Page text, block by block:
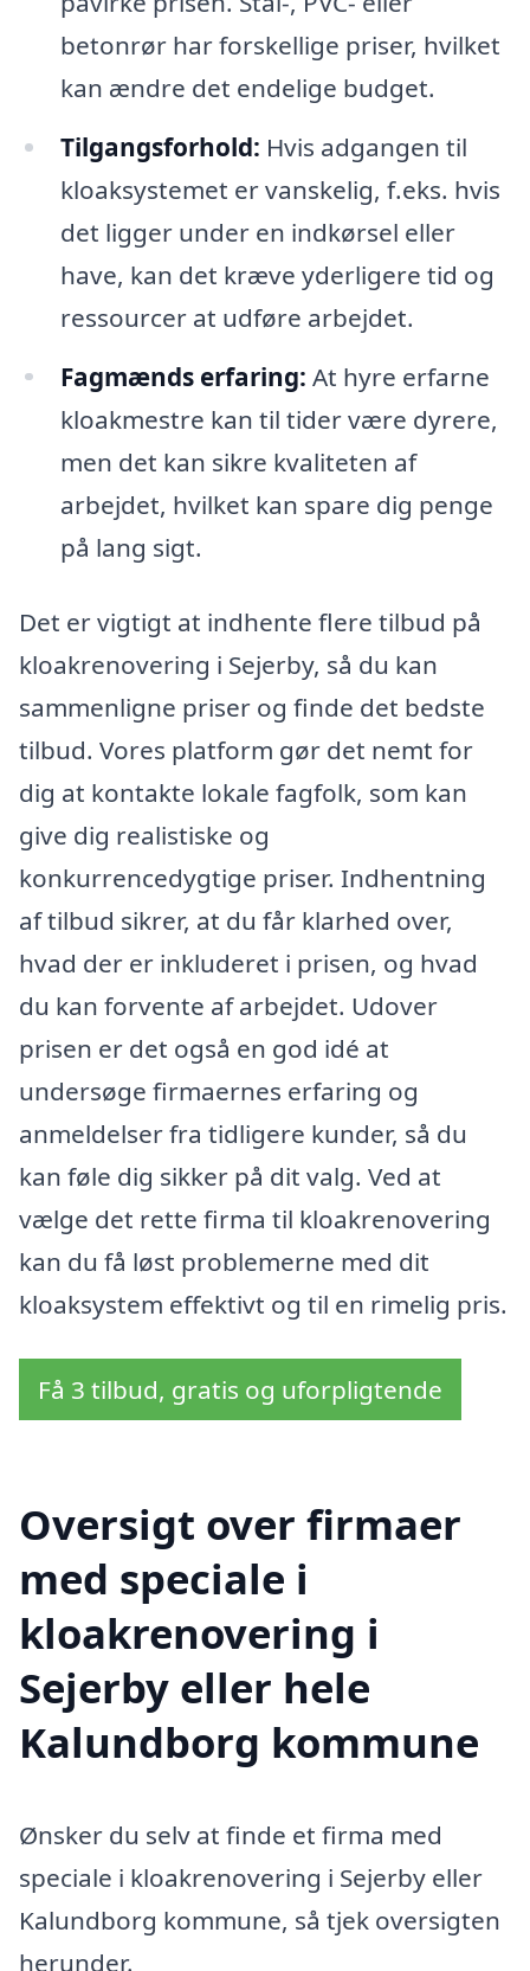
betonrør har forskellige priser, hvilket
kan ændre det endelige budget.
Tilgangsforhold: Hvis adgangen til
kloaksystemet er vanskelig, f.eks. hvis
det ligger under en indkørsel eller
have, kan det kræve yderligere tid og
ressourcer at udføre arbejdet.
Fagmænds erfaring: At hyre erfarne
kloakmestre kan til tider være dyrere,
men det kan sikre kvaliteten af
arbejdet, hvilket kan spare dig penge
på lang sigt.
Det er vigtigt at indhente flere tilbud på
kloakrenovering i Sejerby, så du kan
sammenligne priser og finde det bedste
tilbud. Vores platform gør det nemt for
dig at kontakte lokale fagfolk, som kan
give dig realistiske og
konkurrencedygtige priser. Indhentning
af tilbud sikrer, at du får klarhed over,
hvad der er inkluderet i prisen, og hvad
du kan forvente af arbejdet. Udover
prisen er det også en god idé at
undersøge firmaernes erfaring og
anmeldelser fra tidligere kunder, så du
kan føle dig sikker på dit valg. Ved at
vælge det rette firma til kloakrenovering
kan du få løst problemerne med dit
kloaksystem effektivt og til en rimelig pris.
Få 3 tilbud, gratis og uforpligtende
Oversigt over firmaer
med speciale i
kloakrenovering i
Sejerby eller hele
Kalundborg kommune
Ønsker du selv at finde et firma med
speciale i kloakrenovering i Sejerby eller
Kalundborg kommune, så tjek oversigten
herunder.